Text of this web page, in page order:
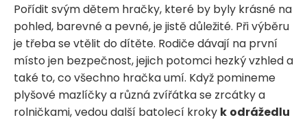
Pořídit svým dětem hračky, které by byly krásné na
pohled, barevné a pevné, je jistě důležité. Při výběru
je třeba se vtělit do dítěte. Rodiče dávají na první
místo jen bezpečnost, jejich potomci hezký vzhled a
také to, co všechno hračka umí. Když pomineme
plyšové mazlíčky a různá zvířátka se zrcátky a
rolničkami, vedou další batolecí kroky k odrážedlu